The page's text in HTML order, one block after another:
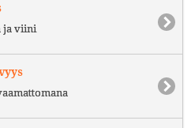
ja viini